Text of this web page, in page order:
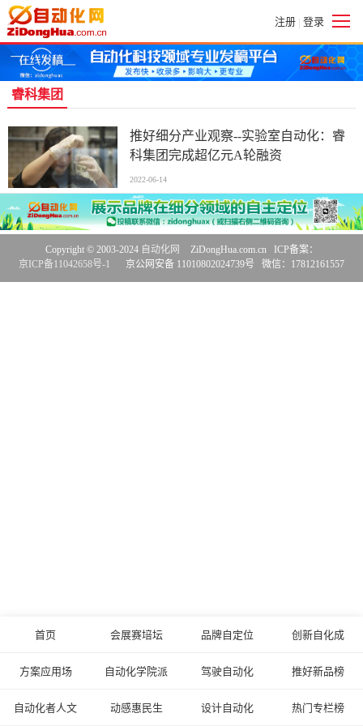
注册 | 登录
睿科集团
推好细分产业观察--实验室自动化：睿
科集团完成超亿元A轮融资
2022-06-14
首页 会展赛培坛 品牌自定位 创新自化成
方案应用场 自动化学院派 驾驶自动化 推好新品榜
自动化者人文 动感惠民生 设计自动化 热门专栏榜
Copyright © 2003-2024 自动化网
ZiDongHua.com.cn ICP备案：
京ICP备11042658号-1
京公网安备 11010802024739号 微信：17812161557